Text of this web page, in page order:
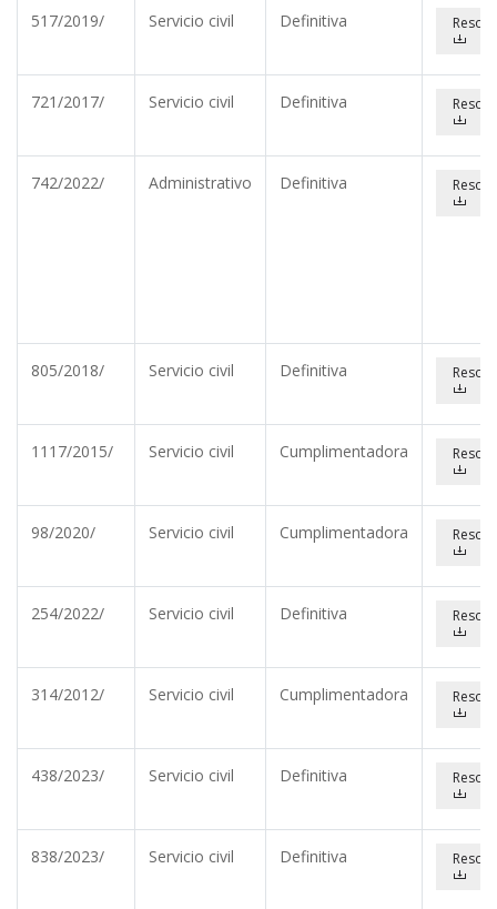
517/2019/ Servicio civil Definitiva
721/2017/ Servicio civil Definitiva
742/2022/ Administrativo Definitiva
805/2018/ Servicio civil Definitiva
1117/2015/ Servicio civil Cumplimentadora
98/2020/ Servicio civil Cumplimentadora
254/2022/ Servicio civil Definitiva
314/2012/ Servicio civil Cumplimentadora
438/2023/ Servicio civil Definitiva
838/2023/ Servicio civil Definitiva